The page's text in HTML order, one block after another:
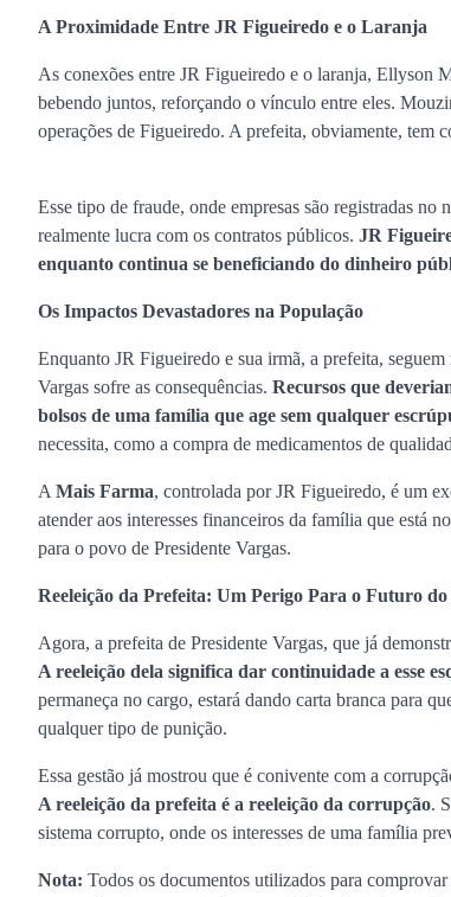
A Proximidade Entre JR Figueiredo e o Laranja
As conexões entre JR Figueiredo e o laranja, Ellyson
bebendo juntos, reforçando o vínculo entre eles.
operações de Figueiredo. A prefeita, obviamente, tem
Esse tipo de fraude, onde empresas são registradas
realmente lucra com os contratos públicos. JR
enquanto continua se beneficiando do dinheiro
Os Impactos Devastadores na População
Enquanto JR Figueiredo e sua irmã, a prefeita,
Vargas sofre as consequências. Recursos que
bolsos de uma família que age sem qualquer
necessita, como a compra de medicamentos de
A Mais Farma, controlada por JR Figueiredo, é um
atender aos interesses financeiros da família que está
para o povo de Presidente Vargas.
Reeleição da Prefeita: Um Perigo Para o Futuro
Agora, a prefeita de Presidente Vargas, que já
A reeleição dela significa dar continuidade a esse
permaneça no cargo, estará dando carta branca para
qualquer tipo de punição.
Essa gestão já mostrou que é conivente com a
A reeleição da prefeita é a reeleição da corrupção.
sistema corrupto, onde os interesses de uma família
Nota: Todos os documentos utilizados para